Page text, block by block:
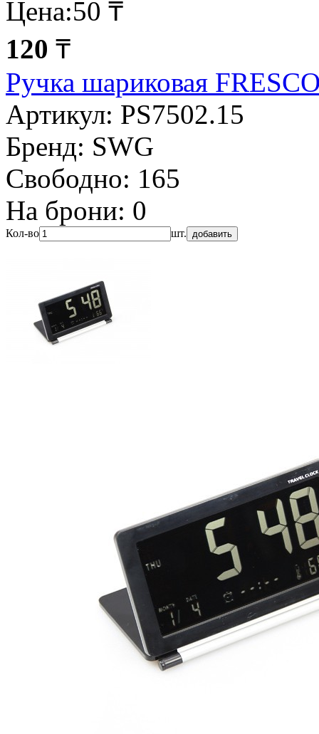
Цена:50 ₸
120 ₸
Ручка шариковая
Артикул: PS7502.15
Бренд: SWG
Свободно: 165
На брони: 0
Кол-во шт.